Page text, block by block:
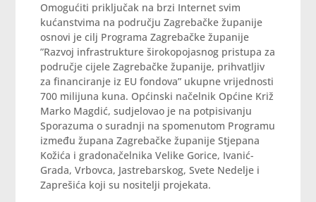
Omogućiti priključak na brzi Internet svim
kućanstvima na području Zagrebačke županije
osnovi je cilj Programa Zagrebačke županije
”Razvoj infrastrukture širokopojasnog pristupa za
područje cijele Zagrebačke županije, prihvatljiv
za financiranje iz EU fondova” ukupne vrijednosti
700 milijuna kuna. Općinski načelnik Općine Križ
Marko Magdić, sudjelovao je na potpisivanju
Sporazuma o suradnji na spomenutom Programu
između župana Zagrebačke županije Stjepana
Kožića i gradonačelnika Velike Gorice, Ivanić-
Grada, Vrbovca, Jastrebarskog, Svete Nedelje i
Zaprešića koji su nositelji projekata.